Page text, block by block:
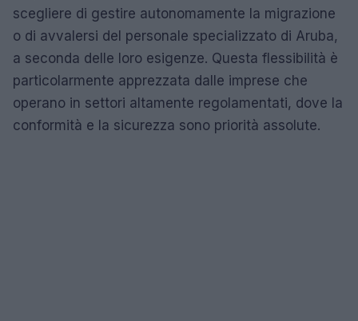
scegliere di gestire autonomamente la migrazione
o di avvalersi del personale specializzato di Aruba,
a seconda delle loro esigenze. Questa flessibilità è
particolarmente apprezzata dalle imprese che
operano in settori altamente regolamentati, dove la
conformità e la sicurezza sono priorità assolute.